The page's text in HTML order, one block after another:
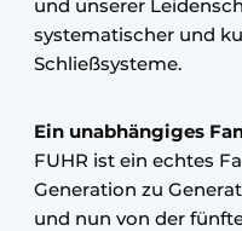
und unserer
systematischer und
Schließsysteme.
Ein unabhängiges
FUHR ist ein echtes
Generation zu
und nun von der